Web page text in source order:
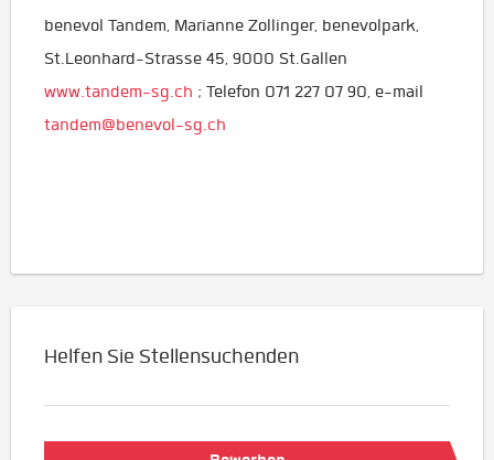
benevol Tandem, Marianne Zollinger, benevolpark,
St.Leonhard-Strasse 45, 9000 St.Gallen
www.tandem-sg.ch ; Telefon 071 227 07 90, e-mail
tandem@benevol-sg.ch
Helfen Sie Stellensuchenden